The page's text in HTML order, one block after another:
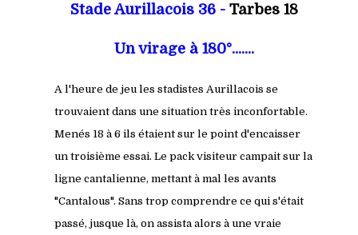
Stade Aurillacois 36 - Tarbes 18
Un virage à 180°.......
A l'heure de jeu les stadistes Aurillacois se
trouvaient dans une situation très inconfortable.
Menés 18 à 6 ils étaient sur le point d'encaisser
un troisième essai. Le pack visiteur campait sur la
ligne cantalienne, mettant à mal les avants
"Cantalous". Sans trop comprendre ce qui s'était
passé, jusque là, on assista alors à une vraie